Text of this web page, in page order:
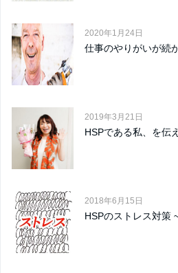
2020年1月24日
仕事のやりがいが続
2019年3月21日
HSPである私、を伝
2018年6月15日
HSPのストレス対策